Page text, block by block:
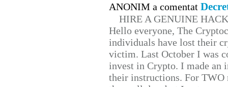
ANONIM a comentat
HIRE A GENUINE
Hello everyone, The
individuals have lost their
victim. Last October I was
invest in Crypto. I made
their instructions. For TWO